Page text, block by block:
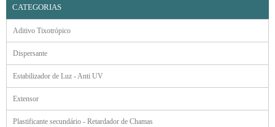
CATEGORIAS
Aditivo Tixotrópico
Dispersante
Estabilizador de Luz - Anti UV
Extensor
Plastificante secundário - Retardador de Chamas